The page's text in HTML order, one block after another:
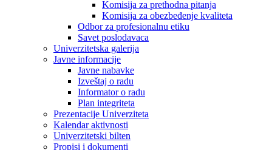
Komisija za prethodna pitanja
Komisija za obezbeđenje kvaliteta
Odbor za profesionalnu etiku
Savet poslodavaca
Univerzitetska galerija
Javne informacije
Javne nabavke
Izveštaj o radu
Informator o radu
Plan integriteta
Prezentacije Univerziteta
Kalendar aktivnosti
Univerzitetski bilten
Propisi i dokumenti